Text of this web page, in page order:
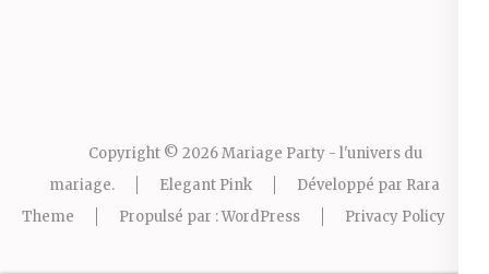
Copyright © 2026Mariage Party - l'univers du
mariage. Elegant Pink Développé par Rara
Theme
Propulsé par :WordPress Privacy Policy